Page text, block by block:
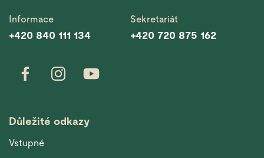
Informace
+420 840 111 134
Sekretariát
+420 720 875 162
Důležité odkazy
Vstupné